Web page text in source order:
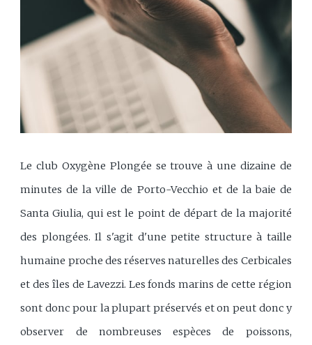
Le club Oxygène Plongée se trouve à une dizaine de
minutes de la ville de Porto-Vecchio et de la baie de
Santa Giulia, qui est le point de départ de la majorité
des plongées. Il s'agit d'une petite structure à taille
humaine proche des réserves naturelles des Cerbicales
et des îles de Lavezzi. Les fonds marins de cette région
sont donc pour la plupart préservés et on peut donc y
observer de nombreuses espèces de poissons,